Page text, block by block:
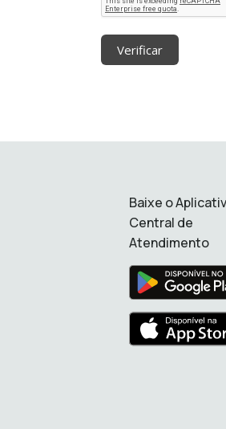
Verificar
Baixe o
Central de
Atendimento